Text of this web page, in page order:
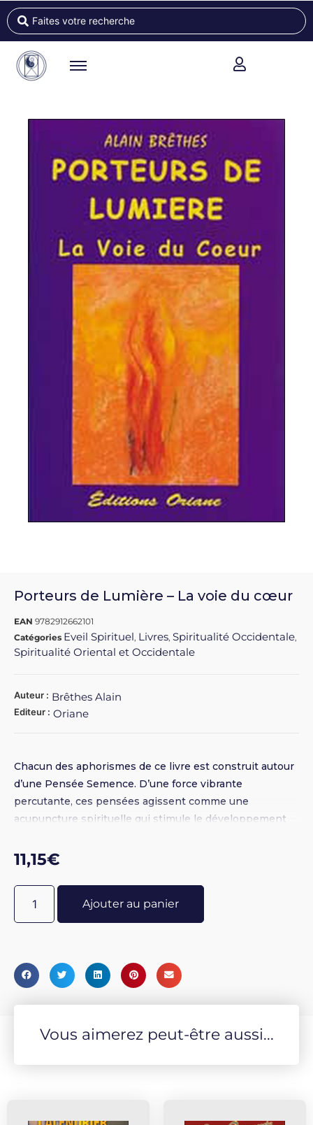
Porteurs de Lumière – La voie du cœur
EAN 9782912662101
Catégories Eveil Spirituel, Livres, Spiritualité Occidentale,
Spiritualité Oriental et Occidentale
Auteur : Brêthes Alain
Editeur : Oriane
Chacun des aphorismes de ce livre est construit autour
d’une Pensée Semence. D’une force vibrante
percutante, ces pensées agissent comme une
acupuncture spirituelle qui stimule le développement
croissance. Ces valeurs spirituelles résonneront dans
vos sphères de manifestation pour en élever la
vibration. Format poche 11,5 x 18 - 154 pages
11,15€
Ajouter au panier
Vous aimerez peut-être aussi...